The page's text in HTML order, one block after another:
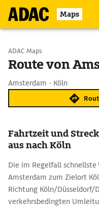
Maps
Start wählen
ADAC Maps
Route von
Amsterdam - Köln
Fahrtzeit und
aus nach Köln
Die im Regelfall
Amsterdam zum Zielort
Richtung Köln/Düsseldorf/
verkehrsbedingten